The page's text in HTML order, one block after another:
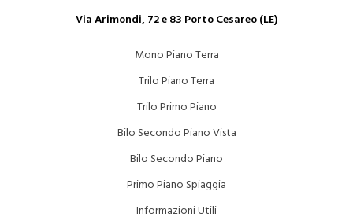
Via Arimondi, 72 e 83 Porto Cesareo (LE)
Mono Piano Terra
Trilo Piano Terra
Trilo Primo Piano
Bilo Secondo Piano Vista
Bilo Secondo Piano
Primo Piano Spiaggia
Informazioni Utili